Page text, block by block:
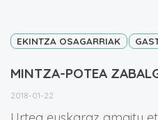
EKINTZA OSAGARRIAK
MINTZA-POTEA
2018-01-22